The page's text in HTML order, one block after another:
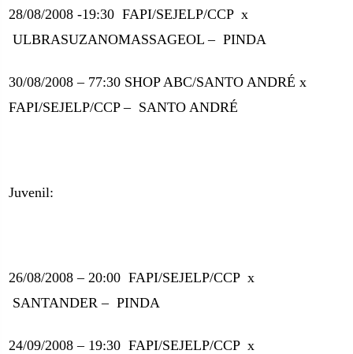
28/08/2008 -19:30 FAPI/SEJELP/CCP x
ULBRASUZANOMASSAGEOL – PINDA
30/08/2008 – 77:30 SHOP ABC/SANTO ANDRÉ x
FAPI/SEJELP/CCP – SANTO ANDRÉ
Juvenil:
26/08/2008 – 20:00 FAPI/SEJELP/CCP x
SANTANDER – PINDA
24/09/2008 – 19:30 FAPI/SEJELP/CCP x